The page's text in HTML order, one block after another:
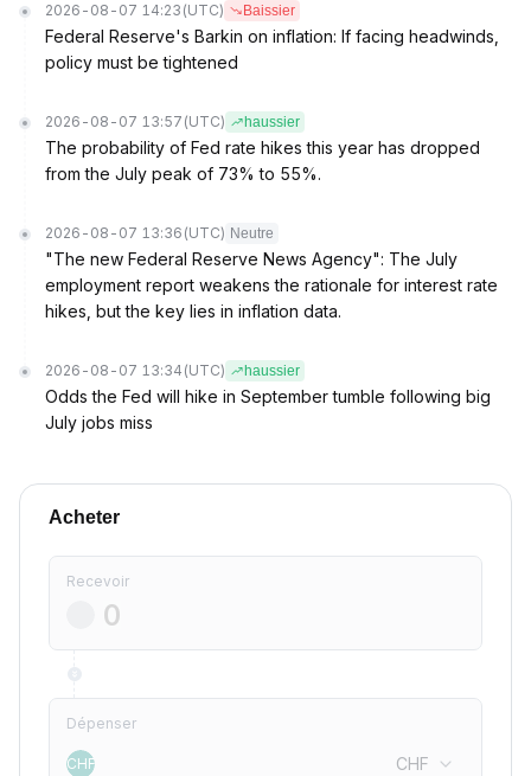
2026-08-07 14:23 (UTC) Baissier
Federal Reserve's Barkin on inflation: If facing headwinds,
policy must be tightened
2026-08-07 13:57 (UTC) haussier
The probability of Fed rate hikes this year has dropped
from the July peak of 73% to 55%.
2026-08-07 13:36 (UTC) Neutre
"The new Federal Reserve News Agency": The July
employment report weakens the rationale for interest rate
hikes, but the key lies in inflation data.
2026-08-07 13:34 (UTC) haussier
Odds the Fed will hike in September tumble following big
July jobs miss
Acheter
Recevoir
Dépenser
CHF CHF